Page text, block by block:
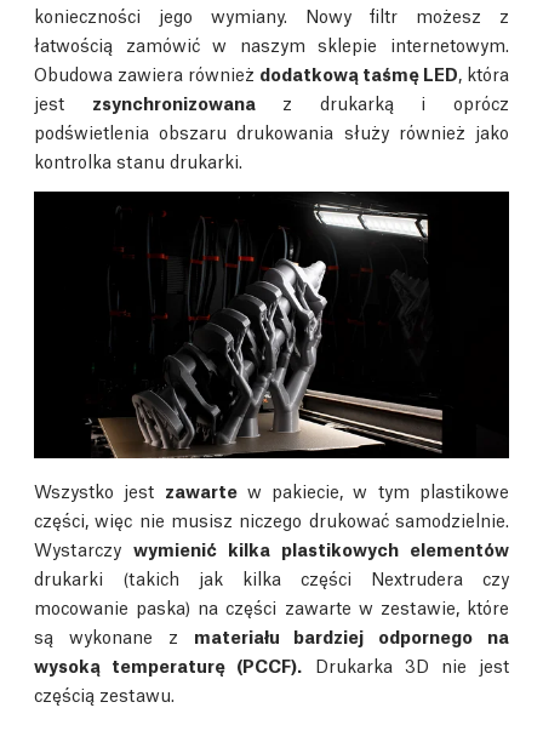
konieczności jego wymiany. Nowy filtr możesz z
łatwością zamówić w naszym sklepie internetowym.
Obudowa zawiera również dodatkową taśmę LED, która
jest zsynchronizowanaz drukarką i oprócz
podświetlenia obszaru drukowania służy również jako
kontrolka stanu drukarki.
Wszystko jest zawartew pakiecie, w tym plastikowe
części, więc nie musisz niczego drukować samodzielnie.
Wystarczy wymienić kilka plastikowych elementów
drukarki (takich jak kilka części Nextrudera czy
mocowanie paska) na części zawarte w zestawie, które
są wykonane z materiału bardziej odpornego na
wysoką temperaturę (PCCF). Drukarka 3D nie jest
częścią zestawu.